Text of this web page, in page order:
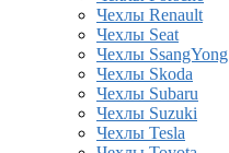
Чехлы Renault
Чехлы Seat
Чехлы SsangYong
Чехлы Skoda
Чехлы Subaru
Чехлы Suzuki
Чехлы Tesla